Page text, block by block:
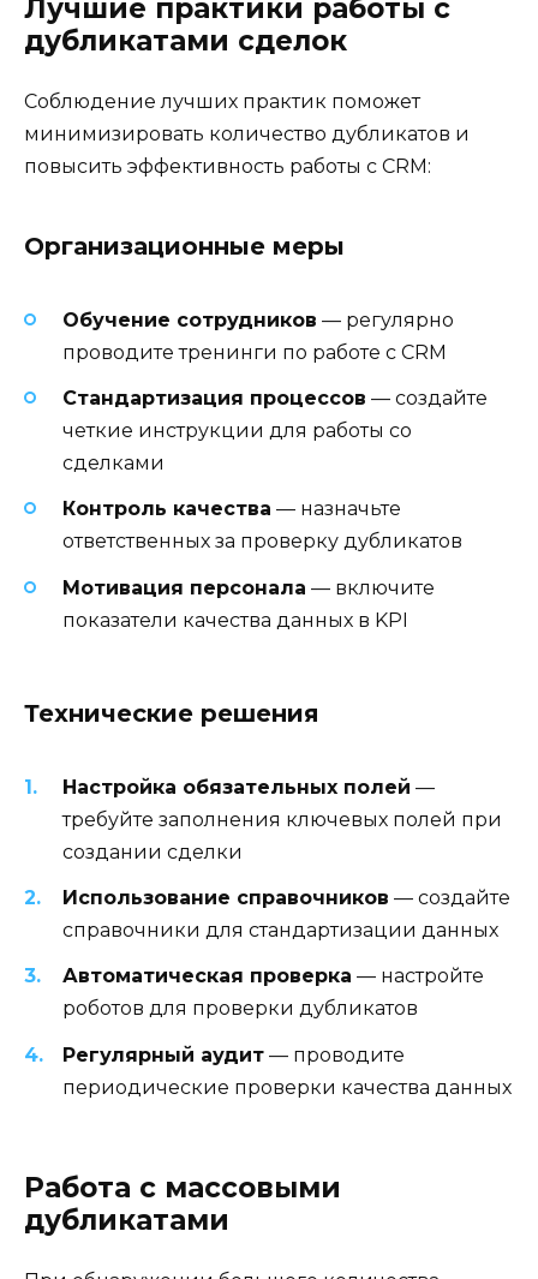
Лучшие практики работы с
дубликатами сделок
Соблюдение лучших практик поможет
минимизировать количество дубликатов и
повысить эффективность работы с CRM:
Организационные меры
Обучение сотрудников — регулярно
проводите тренинги по работе с CRM
Стандартизация процессов — создайте
четкие инструкции для работы со
сделками
Контроль качества — назначьте
ответственных за проверку дубликатов
Мотивация персонала — включите
показатели качества данных в KPI
Технические решения
Настройка обязательных полей —
требуйте заполнения ключевых полей при
создании сделки
Использование справочников — создайте
справочники для стандартизации данных
Автоматическая проверка — настройте
роботов для проверки дубликатов
Регулярный аудит — проводите
периодические проверки качества данных
Работа с массовыми
дубликатами